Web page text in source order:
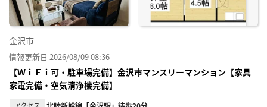
金沢市
情報更新日 2026/08/09 08:36
【ＷｉＦｉ可・駐車場完備】金沢市マンスリーマンション【家具
家電完備・空気清浄機完備】
アクセス